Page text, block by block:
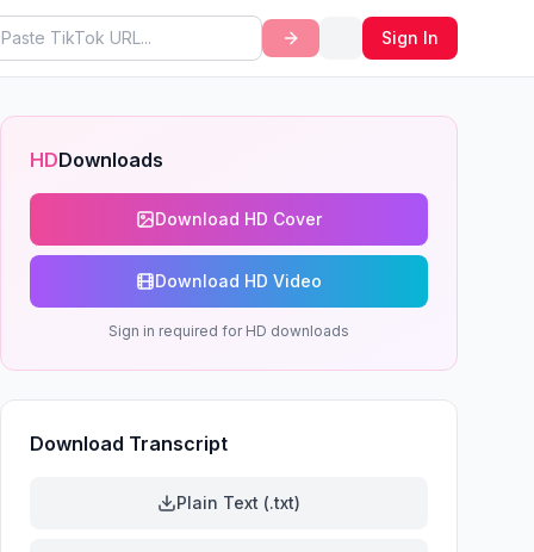
Sign In
HDDownloads
Download HD Cover
Download HD Video
Sign in required for HD downloads
Download Transcript
Plain Text (.txt)